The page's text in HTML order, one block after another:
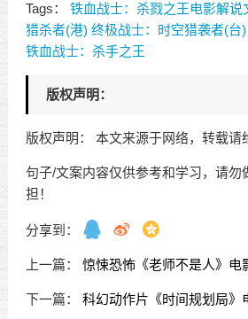
Tags： 铁血战士：杀戮之王电影解说
猎杀者(港) 终极战士：时空猎袭者(台)
铁血战士：杀手之王
版权声明：
版权声明： 本文来源于网络，转载请
句子/文案内容仅供参考和学习，请勿
担！
分享到：
上一篇： 惊悚恐怖《老师不是人》电
下一篇： 科幻动作片《时间规划局》